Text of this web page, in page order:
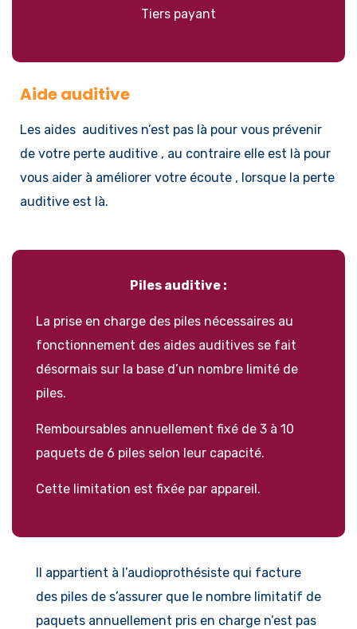
Tiers payant
Aide auditive
Les aides auditives n’est pas là pour vous prévenir
de votre perte auditive , au contraire elle est là pour
vous aider à améliorer votre écoute , lorsque la perte
auditive est là.
Piles auditive :
La prise en charge des piles nécessaires au
fonctionnement des aides auditives se fait
désormais sur la base d’un nombre limité de
piles.
Remboursables annuellement fixé de 3 à 10
paquets de 6 piles selon leur capacité.
Cette limitation est fixée par appareil.
Il appartient à l’audioprothésiste qui facture
des piles de s’assurer que le nombre limitatif de
paquets annuellement pris en charge n’est pas